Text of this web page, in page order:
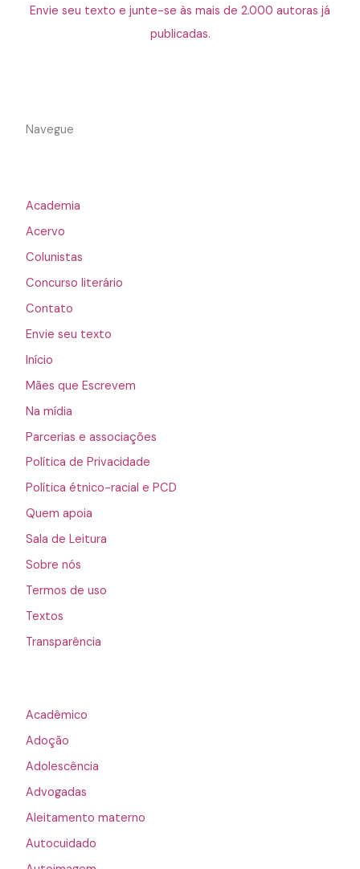
Envie seu texto e junte-se às mais de 2.000 autoras já
publicadas.
Navegue
Academia
Acervo
Colunistas
Concurso literário
Contato
Envie seu texto
Início
Mães que Escrevem
Na mídia
Parcerias e associações
Política de Privacidade
Política étnico-racial e PCD
Quem apoia
Sala de Leitura
Sobre nós
Termos de uso
Textos
Transparência
Acadêmico
Adoção
Adolescência
Advogadas
Aleitamento materno
Autocuidado